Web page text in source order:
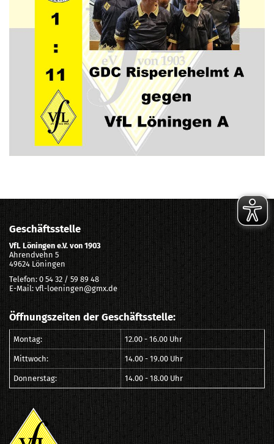
Geschäftsstelle
VfL Löningen e.V. von 1903
Ahrendvehn 5
49624 Löningen
Telefon: 0 54 32 / 59 89 48
E-Mail: vfl-loeningen@gmx.de
Öffnungszeiten der Geschäftsstelle:
Montag: 12.00 - 16.00 Uhr
Mittwoch: 14.00 - 19.00 Uhr
Donnerstag: 14.00 - 18.00 Uhr